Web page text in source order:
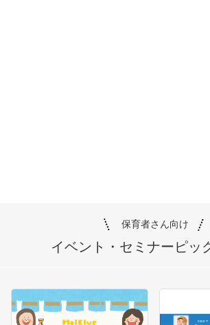
保育者さん向け
イベント・セミナーピッ